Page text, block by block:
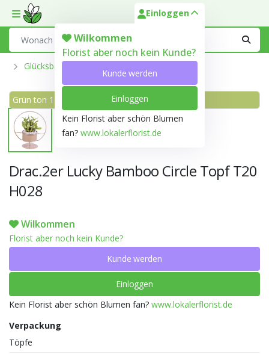
Toggle mobile menu
Einloggen
Wilkommen
Florist aber noch kein Kunde?
Kunde werden
Einloggen
Kein Florist aber schön Blumen
fan? www.lokalerflorist.de
Glücksbambus
Grün ton 145B
Drac.2er Lucky Bamboo Circle Topf T20
H028
Wilkommen
Florist aber noch kein Kunde?
Kunde werden
Einloggen
Kein Florist aber schön Blumen fan? www.lokalerflorist.de
Verpackung
Töpfe